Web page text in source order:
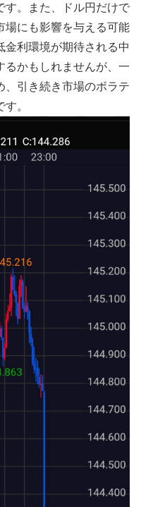
す。また、ドル円だけで
場にも影響を与える可能
金利環境が期待される中
るかもしれませんが、一
、引き続き市場のボラテ
。